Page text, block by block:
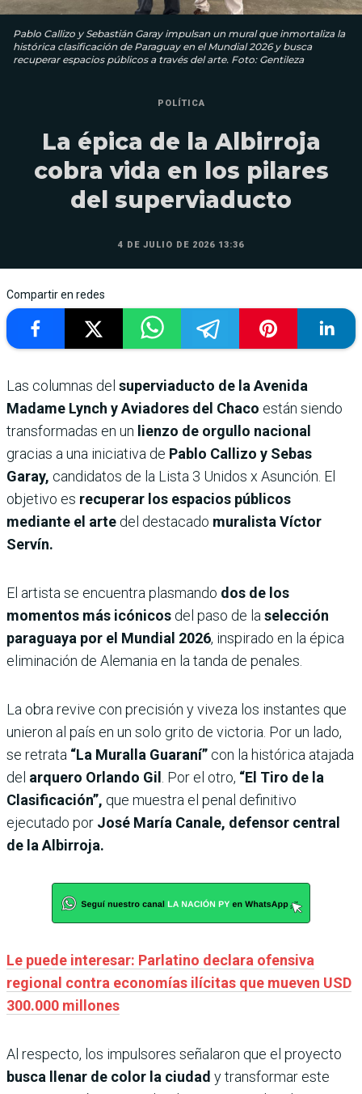
Pablo Callizo y Sebastián Garay impulsan un mural que inmortaliza la
histórica clasificación de Paraguay en el Mundial 2026 y busca
recuperar espacios públicos a través del arte. Foto: Gentileza
POLÍTICA
La épica de la Albirroja
cobra vida en los pilares
del superviaducto
4 DE JULIO DE 2026 13:36
Compartir en redes
Las columnas del superviaducto de la Avenida
Madame Lynch y Aviadores del Chaco están siendo
transformadas en un lienzo de orgullo nacional
gracias a una iniciativa de Pablo Callizo y Sebas
Garay, candidatos de la Lista 3 Unidos x Asunción. El
objetivo es recuperar los espacios públicos
mediante el arte del destacado muralista Víctor
Servín.
El artista se encuentra plasmando dos de los
momentos más icónicos del paso de la selección
paraguaya por el Mundial 2026, inspirado en la épica
eliminación de Alemania en la tanda de penales.
La obra revive con precisión y viveza los instantes que
unieron al país en un solo grito de victoria. Por un lado,
se retrata “La Muralla Guaraní” con la histórica atajada
del arquero Orlando Gil . Por el otro, “El Tiro de la
Clasificación”, que muestra el penal definitivo
ejecutado por José María Canale, defensor central
de la Albirroja.
Le puede interesar: Parlatino declara ofensiva
regional contra economías ilícitas que mueven USD
300.000 millones
Al respecto, los impulsores señalaron que el proyecto
busca llenar de color la ciudad y transformar este